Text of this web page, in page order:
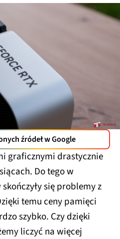
źródeł w Google
graficznymi drastycznie
Do tego w
się problemy z
temu ceny pamięci
szybko. Czy dzięki
liczyć na więcej